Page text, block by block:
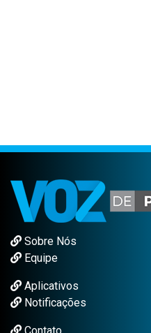
Sobre Nós
Equipe
Aplicativos
Notificações